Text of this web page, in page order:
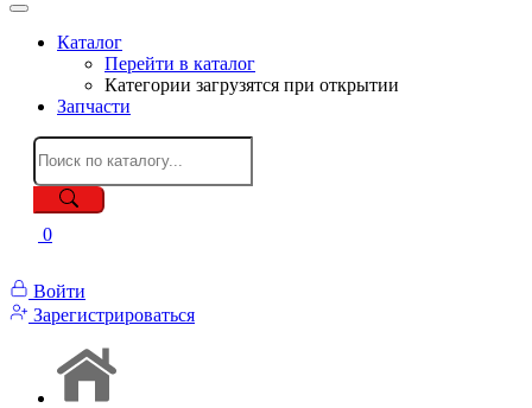
Каталог
Перейти в каталог
Категории загрузятся при открытии
Запчасти
0
Войти
Зарегистрироваться